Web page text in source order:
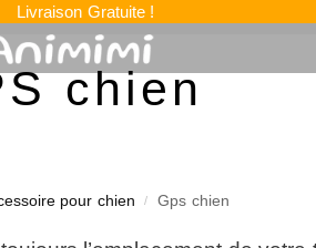
Livraison Gratuite !
chien
pour chien / Gps chien